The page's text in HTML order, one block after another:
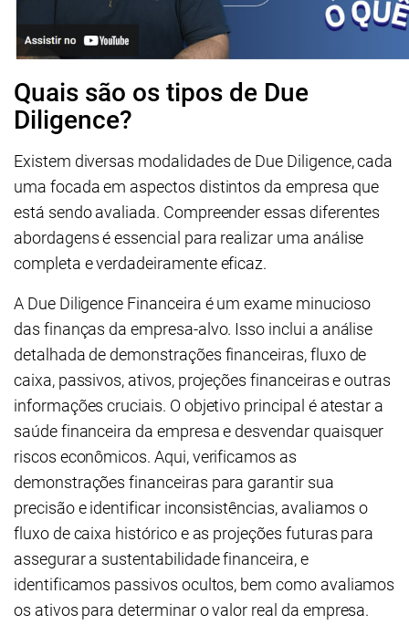
Quais são os tipos de Due
Diligence?
Existem diversas modalidades de Due Diligence, cada
uma focada em aspectos distintos da empresa que
está sendo avaliada. Compreender essas diferentes
abordagens é essencial para realizar uma análise
completa e verdadeiramente eficaz.
A Due Diligence Financeira é um exame minucioso
das finanças da empresa-alvo. Isso inclui a análise
detalhada de demonstrações financeiras, fluxo de
caixa, passivos, ativos, projeções financeiras e outras
informações cruciais. O objetivo principal é atestar a
saúde financeira da empresa e desvendar quaisquer
riscos econômicos. Aqui, verificamos as
demonstrações financeiras para garantir sua
precisão e identificar inconsistências, avaliamos o
fluxo de caixa histórico e as projeções futuras para
assegurar a sustentabilidade financeira, e
identificamos passivos ocultos, bem como avaliamos
os ativos para determinar o valor real da empresa.